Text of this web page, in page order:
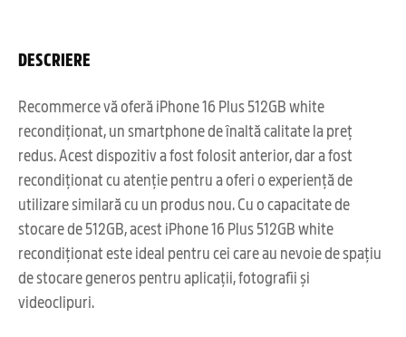
DESCRIERE
Recommerce vă oferă iPhone 16 Plus 512GB white
recondiționat, un smartphone de înaltă calitate la preț
redus. Acest dispozitiv a fost folosit anterior, dar a fost
recondiționat cu atenție pentru a oferi o experiență de
utilizare similară cu un produs nou. Cu o capacitate de
stocare de 512GB, acest iPhone 16 Plus 512GB white
recondiționat este ideal pentru cei care au nevoie de spațiu
de stocare generos pentru aplicații, fotografii și
videoclipuri.